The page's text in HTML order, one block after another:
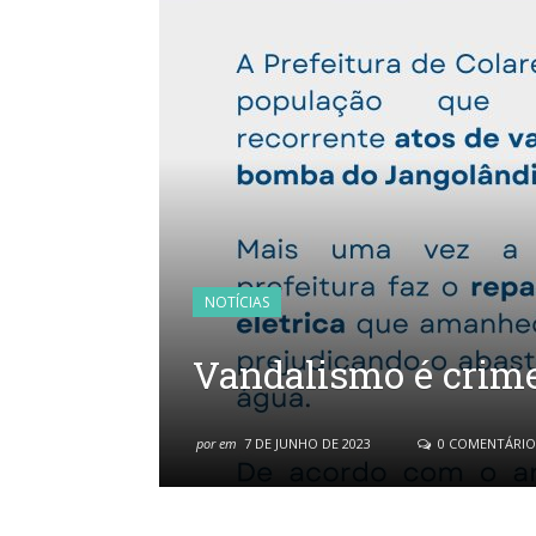
NOTÍCIAS
Vandalismo é
porem 7 DE JUNHO DE 2023 0